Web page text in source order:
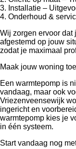
3. Installatie –
4. Onderhoud &
Wij zorgen ervoor dat
afgestemd op jouw
zodat je maximaal
Maak jouw woning
Een warmtepomp is
vandaag, maar ook
Vriezenveensewijk
ingericht en
warmtepomp kies je
in één systeem.
Start vandaag nog